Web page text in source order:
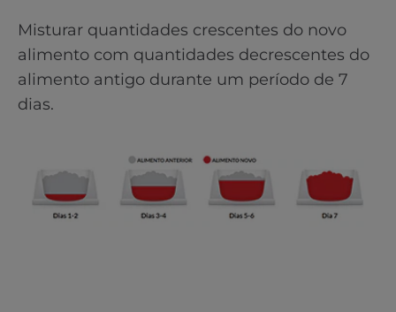
Misturar quantidades crescentes do novo
alimento com quantidades decrescentes do
alimento antigo durante um período de 7
dias.